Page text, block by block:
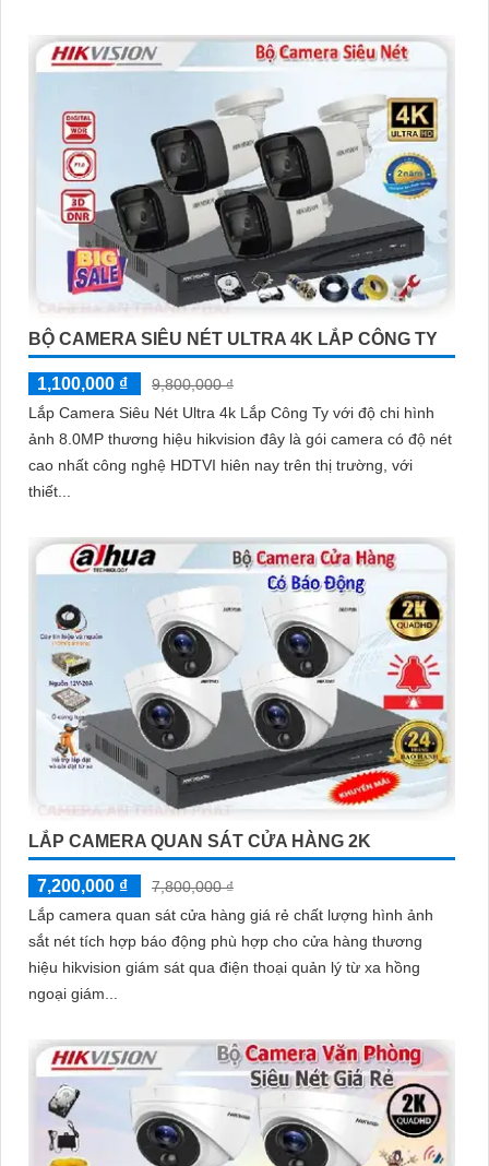
BỘ CAMERA SIÊU NÉT ULTRA 4K LẮP CÔNG TY
1,100,000 ₫
9,800,000 ₫
Lắp Camera Siêu Nét Ultra 4k Lắp Công Ty với độ chi hình
ảnh 8.0MP thương hiệu hikvision đây là gói camera có độ nét
cao nhất công nghệ HDTVI hiên nay trên thị trường, với
thiết...
LẮP CAMERA QUAN SÁT CỬA HÀNG 2K
7,200,000 ₫
7,800,000 ₫
Lắp camera quan sát cửa hàng giá rẻ chất lượng hình ảnh
sắt nét tích hợp báo động phù hợp cho cửa hàng thương
hiệu hikvision giám sát qua điện thoại quản lý từ xa hồng
ngoại giám...